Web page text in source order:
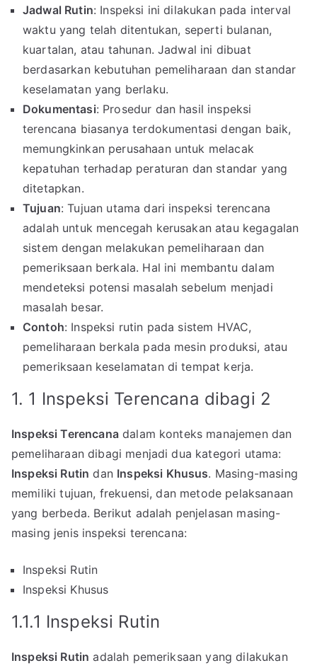
Jadwal Rutin: Inspeksi ini dilakukan pada interval
waktu yang telah ditentukan, seperti bulanan,
kuartalan, atau tahunan. Jadwal ini dibuat
berdasarkan kebutuhan pemeliharaan dan standar
keselamatan yang berlaku.
Dokumentasi: Prosedur dan hasil inspeksi
terencana biasanya terdokumentasi dengan baik,
memungkinkan perusahaan untuk melacak
kepatuhan terhadap peraturan dan standar yang
ditetapkan.
Tujuan: Tujuan utama dari inspeksi terencana
adalah untuk mencegah kerusakan atau kegagalan
sistem dengan melakukan pemeliharaan dan
pemeriksaan berkala. Hal ini membantu dalam
mendeteksi potensi masalah sebelum menjadi
masalah besar.
Contoh: Inspeksi rutin pada sistem HVAC,
pemeliharaan berkala pada mesin produksi, atau
pemeriksaan keselamatan di tempat kerja.
1. 1 Inspeksi Terencana dibagi 2
Inspeksi Terencanadalam konteks manajemen dan
pemeliharaan dibagi menjadi dua kategori utama:
Inspeksi Rutin dan Inspeksi Khusus. Masing-masing
memiliki tujuan, frekuensi, dan metode pelaksanaan
yang berbeda. Berikut adalah penjelasan masing-
masing jenis inspeksi terencana:
Inspeksi Rutin
Inspeksi Khusus
1.1.1 Inspeksi Rutin
Inspeksi Rutin adalah pemeriksaan yang dilakukan